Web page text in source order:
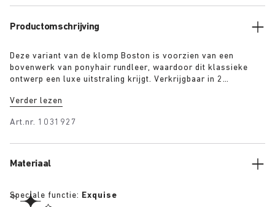
Productomschrijving
Deze variant van de klomp Boston is voorzien van een
bovenwerk van ponyhair rundleer, waardoor dit klassieke
ontwerp een luxe uitstraling krijgt. Verkrijgbaar in 2
exclusieve 1774-gesp. De basis vormt het befaamde
bijpassende kleur. Deze klompen weerspiegelen de elegantie
Verder lezen
Art.nr. 1031927
Materiaal
Speciale functie: Exquise